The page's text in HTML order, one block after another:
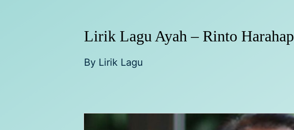
Lirik Lagu Ayah – Rinto Harahap
By Lirik Lagu